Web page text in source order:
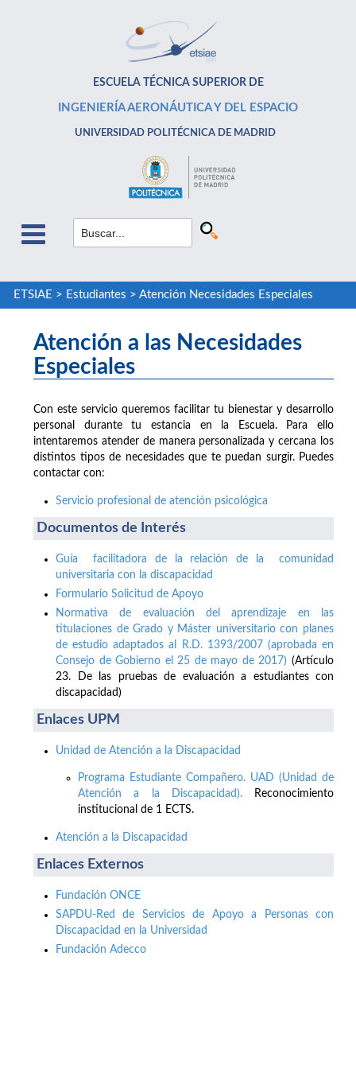
ESCUELA TÉCNICA SUPERIOR DE
INGENIERÍA AERONÁUTICA Y DEL ESPACIO
UNIVERSIDAD POLITÉCNICA DE MADRID
ETSIAE > Estudiantes > Atención Necesidades Especiales
Atención a las Necesidades
Especiales
Con este servicio queremos facilitar tu bienestar y desarrollo
personal durante tu estancia en la Escuela. Para ello
intentaremos atender de manera personalizada y cercana los
distintos tipos de necesidades que te puedan surgir. Puedes
contactar con:
Servicio profesional de atención psicológica
Documentos de Interés
Guía facilitadora de la relación de la comunidad
universitaria con la discapacidad
Formulario Solicitud de Apoyo
Normativa de evaluación del aprendizaje en las
titulaciones de Grado y Máster universitario con planes
de estudio adaptados al R.D. 1393/2007 (aprobada en
Consejo de Gobierno el 25 de mayo de 2017) (Artículo
23. De las pruebas de evaluación a estudiantes con
discapacidad)
Enlaces UPM
Unidad de Atención a la Discapacidad
Programa Estudiante Compañero. UAD (Unidad de
Atención a la Discapacidad).Reconocimiento
institucional de 1 ECTS.
Atención a la Discapacidad
Enlaces Externos
Fundación ONCE
SAPDU-Red de Servicios de Apoyo a Personas con
Discapacidad en la Universidad
Fundación Adecco